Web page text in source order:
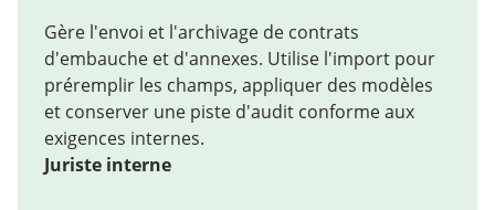
Gère l'envoi et l'archivage de contrats
d'embauche et d'annexes. Utilise l'import pour
préremplir les champs, appliquer des modèles
et conserver une piste d'audit conforme aux
exigences internes.
Juriste interne